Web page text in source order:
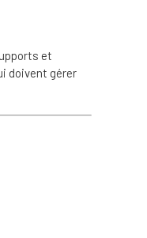
et
doivent gérer